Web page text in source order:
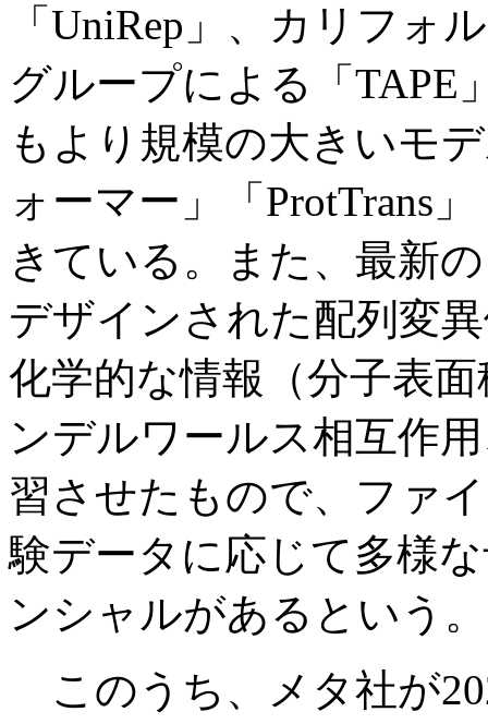
「UniRep」、カリフォ
グループによる「TAPE
もより規模の大きいモ
ォーマー」「ProtTrans
きている。また、最新
デザインされた配列変
化学的な情報（分子表
ンデルワールス相互作
習させたもので、ファ
験データに応じて多様
ンシャルがあるという。
このうち、メタ社が